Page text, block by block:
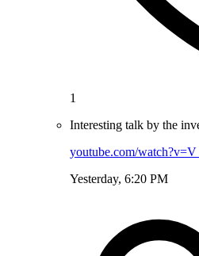
1
Interesting talk by the
youtube.com/
Yesterday, 6:20 PM